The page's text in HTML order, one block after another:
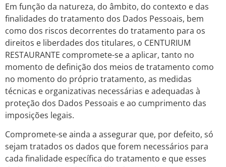
Em função da natureza, do âmbito, do contexto e das
finalidades do tratamento dos Dados Pessoais, bem
como dos riscos decorrentes do tratamento para os
direitos e liberdades dos titulares, o CENTURIUM
RESTAURANTE compromete-se a aplicar, tanto no
momento de definição dos meios de tratamento como
no momento do próprio tratamento, as medidas
técnicas e organizativas necessárias e adequadas à
proteção dos Dados Pessoais e ao cumprimento das
imposições legais.
Compromete-se ainda a assegurar que, por defeito, só
sejam tratados os dados que forem necessários para
cada finalidade específica do tratamento e que esses